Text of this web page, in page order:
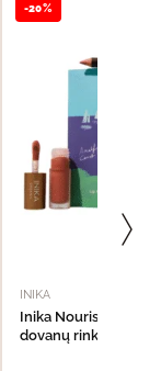
-20%
INIKA
Inika Nourishing Lip
dovanų rinkinys